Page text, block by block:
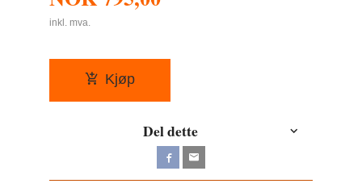
inkl. mva.
Kjøp
Del dette